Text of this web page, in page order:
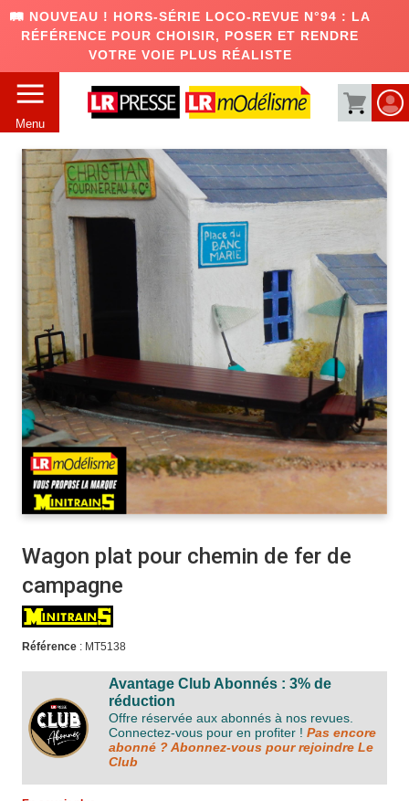
🛤️ NOUVEAU ! HORS-SÉRIE LOCO-REVUE N°94 : LA
RÉFÉRENCE POUR CHOISIR, POSER ET RENDRE
VOTRE VOIE PLUS RÉALISTE
Menu
Wagon plat pour chemin de fer de
campagne
Référence: MT5138
Avantage Club Abonnés : 3% de
réduction
Offre réservée aux abonnés à nos revues.
Connectez-vous pour en profiter ! Pas encore
abonné ? Abonnez-vous pour rejoindre Le
Club